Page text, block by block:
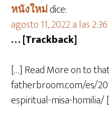
หนังใหม่dice:
agosto 11, 2022 a las
… [Trackback]
[…] Read More on to
fatherbroom.com/es/
espiritual-misa-homilia/